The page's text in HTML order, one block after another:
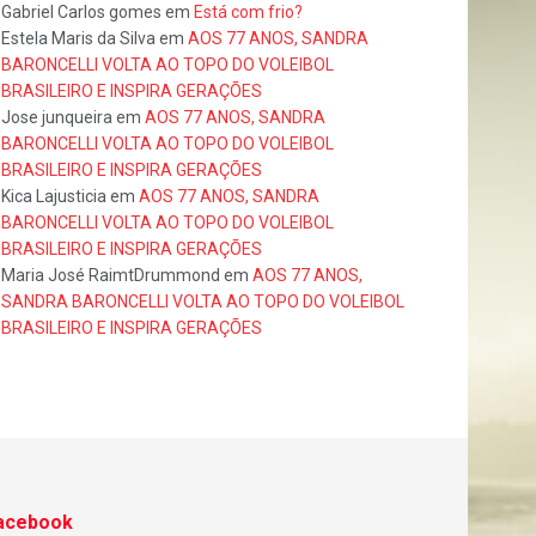
Gabriel Carlos gomes em Está com frio?
Estela Maris da Silvaem AOS 77 ANOS, SANDRA
BARONCELLI VOLTA AO TOPO DO VOLEIBOL
BRASILEIRO E INSPIRA GERAÇÕES
Jose junqueiraem AOS 77 ANOS, SANDRA
BARONCELLI VOLTA AO TOPO DO VOLEIBOL
BRASILEIRO E INSPIRA GERAÇÕES
Kica Lajusticiaem AOS 77 ANOS, SANDRA
BARONCELLI VOLTA AO TOPO DO VOLEIBOL
BRASILEIRO E INSPIRA GERAÇÕES
Maria José RaimtDrummond em AOS 77 ANOS,
SANDRA BARONCELLI VOLTA AO TOPO DO VOLEIBOL
BRASILEIRO E INSPIRA GERAÇÕES